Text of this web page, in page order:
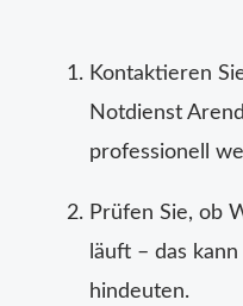
Kontaktieren
Notdienst
professionell
Prüfen Sie, ob
läuft – das
hindeuten.